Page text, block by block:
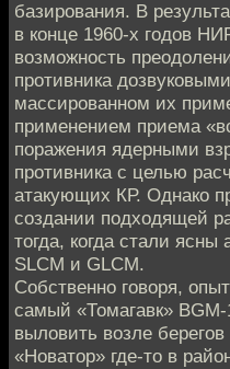
базирования. В
в конце 1960-х годов
возможность
противника
массированном их
применением приема
поражения ядерными
противника с целью
атакующих КР. Однако
создании подходящей
тогда, когда стали ясны
SLCM и GLCM.
Собственно говоря,
самый «Томагавк»
выловить возле
«Новатор» где-то в